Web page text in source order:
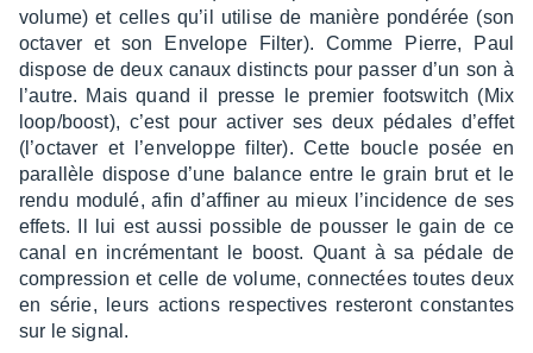
volume) et celles qu’il utilise de manière pondé­rée (son
octa­ver et son Enve­lope Filter). Comme Pierre, Paul
dispose de deux canaux distincts pour passer d’un son à
l’autre. Mais quand il presse le premier foots­witch (Mix
loop/boost), c’est pour acti­ver ses deux pédales d’ef­fet
(l’oc­ta­ver et l’en­ve­loppe filter). Cette boucle posée en
paral­lèle dispose d’une balance entre le grain brut et le
rendu modulé, afin d’af­fi­ner au mieux l’in­ci­dence de ses
effets. Il lui est aussi possible de pous­ser le gain de ce
canal en incré­men­tant le boost. Quant à sa pédale de
compres­sion et celle de volume, connec­tées toutes deux
en série, leurs actions respec­tives reste­ront constantes
sur le signal.